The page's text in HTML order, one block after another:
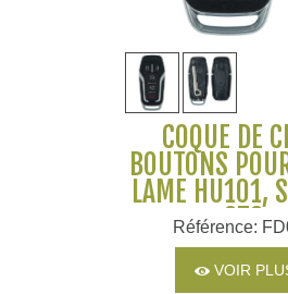
COQUE DE
BOUTONS
LAME HU101,
ST3
Référence:
VOIR